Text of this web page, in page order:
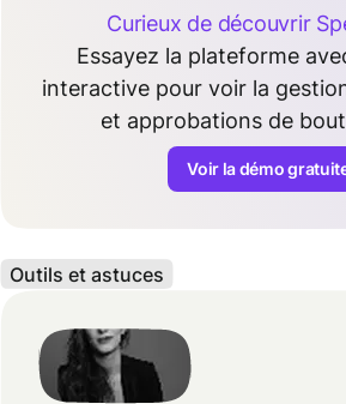
Curieux de découvrir
Essayez la plateforme
interactive pour voir la
et approbations de
Voir la démo
Outils et astuces